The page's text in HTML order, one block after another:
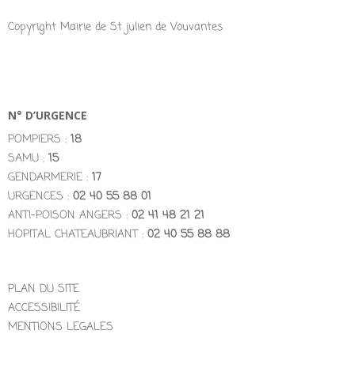
Copyright Mairie de St julien de Vouvantes
N° D’URGENCE
POMPIERS : 18
SAMU : 15
GENDARMERIE : 17
URGENCES : 02 40 55 88 01
ANTI-POISON ANGERS : 02 41 48 21 21
HOPITAL CHATEAUBRIANT : 02 40 55 88 88
PLAN DU SITE
ACCESSIBILITÉ
MENTIONS LEGALES